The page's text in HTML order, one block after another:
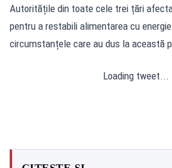
Autoritățile din toate cele trei țări
pentru a restabili alimentarea cu
circumstanțele care au dus la această
Loading tweet...